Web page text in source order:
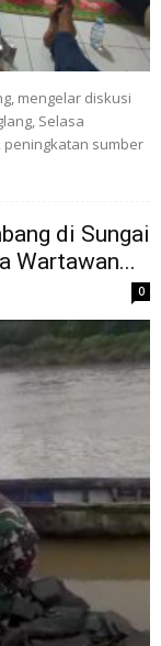
mengelar diskusi
Selasa
peningkatan sumber
di Sungai
Wartawan...
0